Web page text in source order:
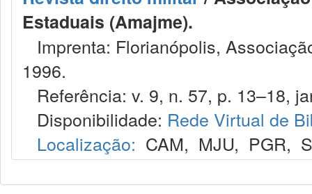
Estaduais (Amajme).
Imprenta: Florianópolis,
1996.
Referência: v. 9, n. 57, p. 13–18,
Disponibilidade: Rede Virtual de
Localização: CAM, MJU, PGR,